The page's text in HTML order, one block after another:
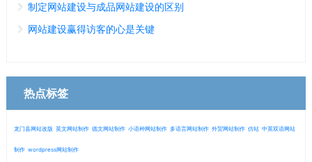
制定网站建设与成品网站建设的区别
网站建设赢得访客的心是关键
热点标签
龙门县网站改版 英文网站制作 德文网站制作 小语种网站制作 多语言网站制作 外贸网站制作 仿站 中英双语网站
制作 wordpress网站制作